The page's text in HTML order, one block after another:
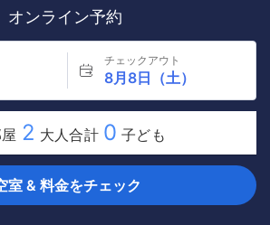
オンライン予約
チェックアウト
8月8日（土）
2 大人合計 0 子ども
室 & 料金をチェック